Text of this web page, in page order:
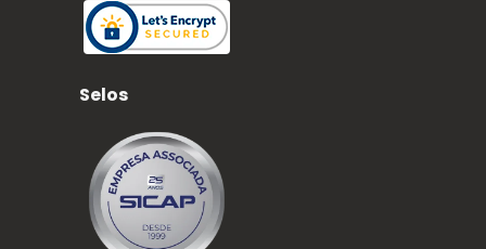
Selos